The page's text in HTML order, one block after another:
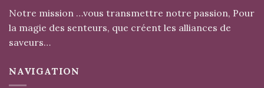
Notre mission …vous transmettre notre passion, Pour
la magie des senteurs, que créent les alliances de
saveurs…
NAVIGATION